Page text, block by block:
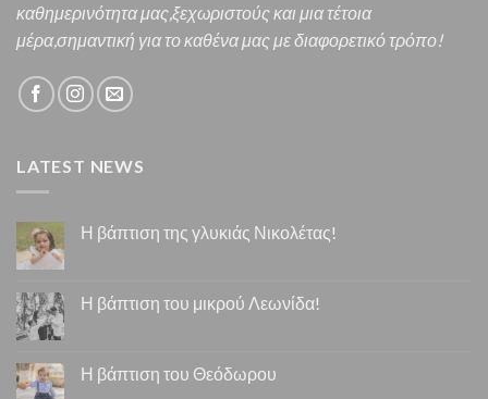
καθημερινότητα μας,ξεχωριστούς και μια τέτοια
μέρα,σημαντική για το καθένα μαςμε διαφορετικό τρόπο!
LATEST NEWS
Η βάπτιση της γλυκιάς Νικολέτας!
Η βάπτιση του μικρού Λεωνίδα!
Η βάπτιση του Θεόδωρου